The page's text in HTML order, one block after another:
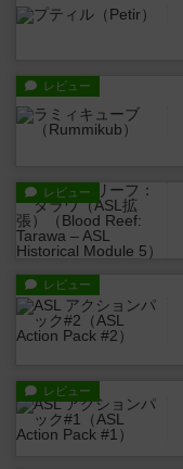
レビュー
レビュー
レビュー
レビュー